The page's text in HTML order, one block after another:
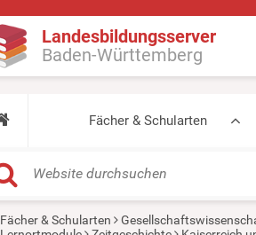
Landesbildungsserver
Baden-Württemberg
Fächer & Schularten
Fächer & Schularten